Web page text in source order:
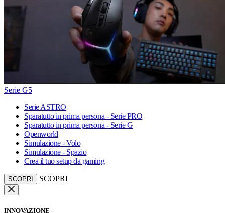
Serie G5
Serie ASTRO
Sparatutto in prima persona - Serie PRO
Sparatutto in prima persona - Serie G
Openworld
Simulazione - Volo
Simulazione - Spazio
Crea il tuo setup da gaming
SCOPRI SCOPRI
INNOVAZIONE